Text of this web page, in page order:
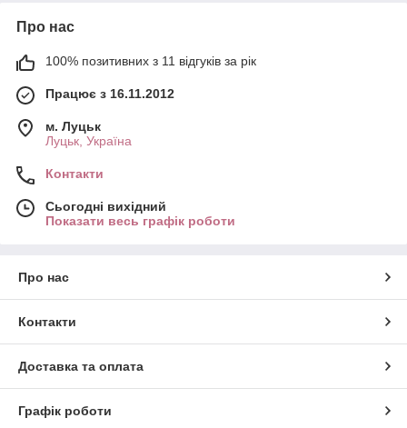
Про нас
100% позитивних з 11 відгуків за рік
Працює з 16.11.2012
м. Луцьк
Луцьк, Україна
Контакти
Сьогодні вихідний
Показати весь графік роботи
Про нас
Контакти
Доставка та оплата
Графік роботи